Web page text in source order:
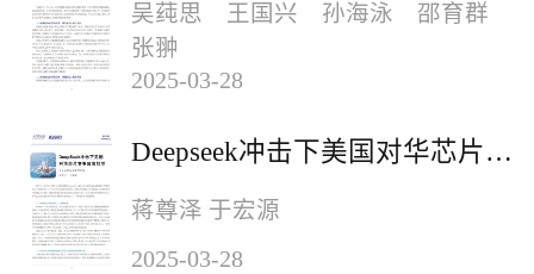
吴莼思 王国兴 孙海泳 邵育群
张翀
2025-03-28
Deepseek冲击下美国对华芯片竞争政策转型
蒋尊泽 于宏源
2025-03-28